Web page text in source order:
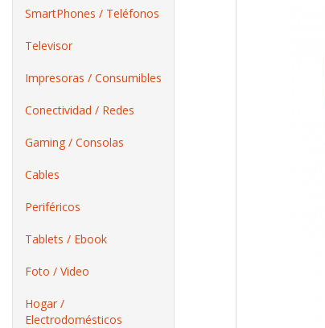
SmartPhones / Teléfonos
Televisor
Impresoras / Consumibles
Conectividad / Redes
Gaming / Consolas
Cables
Periféricos
Tablets / Ebook
Foto / Video
Hogar /
Electrodomésticos